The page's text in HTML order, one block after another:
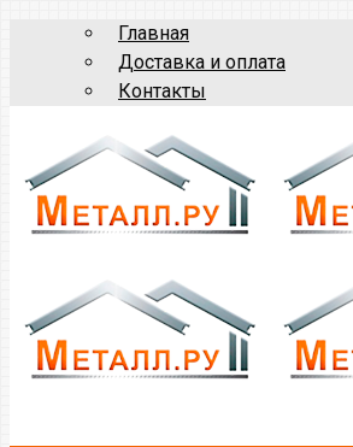
Главная
Доставка и оплата
Контакты